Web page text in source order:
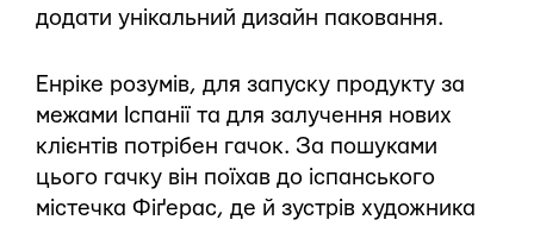
додати унікальний дизайн паковання.
Енріке розумів, для запуску продукту за
межами Іспанії та для залучення нових
клієнтів потрібен гачок. За пошуками
цього гачку він поїхав до іспанського
містечка Фіґерас, де й зустрів художника